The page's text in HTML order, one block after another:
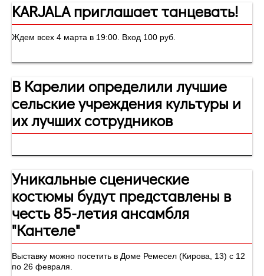
KARJALA приглашает танцевать!
Ждем всех 4 марта в 19:00. Вход 100 руб.
В Карелии определили лучшие
сельские учреждения культуры и
их лучших сотрудников
Уникальные сценические
костюмы будут представлены в
честь 85-летия ансамбля
"Кантеле"
Выставку можно посетить в Доме Ремесел (Кирова, 13) с 12
по 26 февраля.